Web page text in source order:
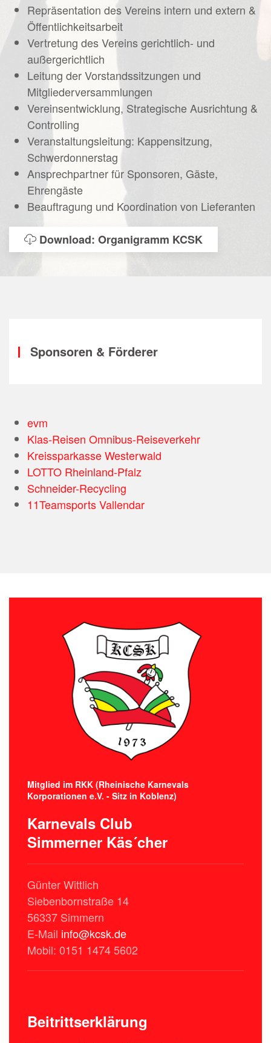
Repräsentation des Vereins intern und extern &
Öffentlichkeitsarbeit
Vertretung des Vereins gerichtlich- und
außergerichtlich
Leitung der Vorstandssitzungen und
Mitgliederversammlungen
Vereinsentwicklung, Strategische Ausrichtung &
Controlling
Veranstaltungsleitung: Kappensitzung,
Schwerdonnerstag
Ansprechpartner für Sponsoren, Gäste,
Ehrengäste
Beauftragung und Koordination von Lieferanten
Download: Organigramm KCSK
Sponsoren & Förderer
evm
Klas-Reisen Omnibus-Reiseverkehr
Kreissparkasse Westerwald
LOTTO Rheinland-Pfalz
Schneider-Recycling
11Teamsports Vallendar
Mitglied im RKK (Rheinische Karnevals
Korporationen e.V. - Sitz in Koblenz)
Karnevals Club
Simmerner Käs´cher
Günter Wittlich
Siebenbornstraße 14
56337 Simmern
E-Mail info@kcsk.de
Mobil: 0151 1474 5602
Beitrittserklärung